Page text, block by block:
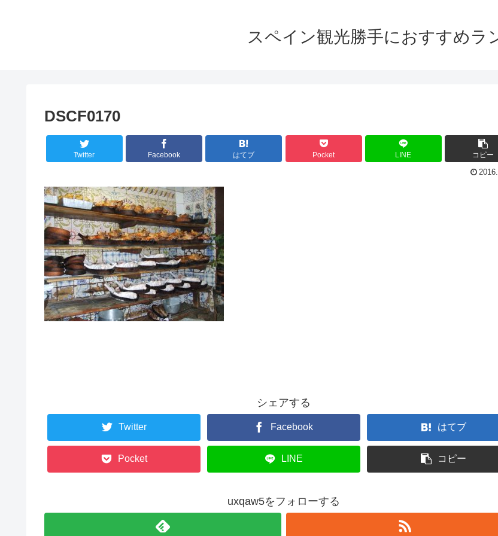
スペイン観光勝手におすすめラ
DSCF0170
Twitter Facebook はてブ Pocket LINE コピー
シェアする
Twitter Facebook はてブ
Pocket LINE コピー
uxqaw5をフォローする